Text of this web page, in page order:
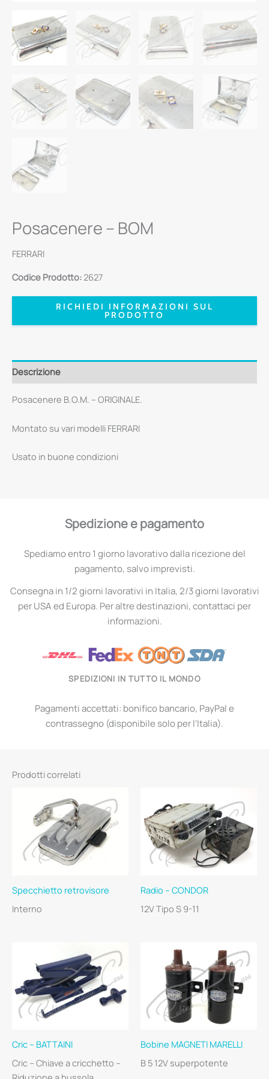
Posacenere – BOM
FERRARI
Codice Prodotto: 2627
RICHIEDI INFORMAZIONI SUL
PRODOTTO
Descrizione
Posacenere B.O.M. – ORIGINALE.
Montato su vari modelli FERRARI
Usato in buone condizioni
Spedizione e pagamento
Spediamo entro 1 giorno lavorativo dalla ricezione del
pagamento, salvo imprevisti.
Consegna in 1/2 giorni lavorativi in Italia, 2/3 giorni lavorativi
per USA ed Europa. Per altre destinazioni, contattaci per
informazioni.
SPEDIZIONI IN TUTTO IL MONDO
Pagamenti accettati: bonifico bancario, PayPal e
contrassegno (disponibile solo per l'Italia).
Prodotti correlati
Specchietto retrovisore
Interno
Radio – CONDOR
12V Tipo S 9-11
Cric – BATTAINI
Cric – Chiave a cricchetto –
Bobine MAGNETI MARELLI
B 5 12V superpotente